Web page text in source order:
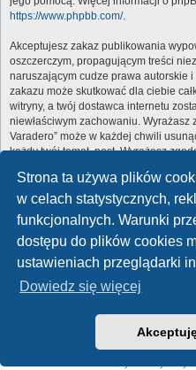
Strona ta używa plików
w celach statystycznych,
funkcjonalnych. Warunki
dostępu do plików cookies
ustawieniach przeglądarki
Dowiedz się więcej
https://www.phpbb.com/.
Akceptujesz zakaz publikowania
oszczerczym, propagującym treści
naruszającym cudze prawa autorskie
zakazu może skutkować dla ciebie
witryny, a twój dostawca internetu
niewłaściwym zachowaniu. Wyrażasz
Varadero” może w każdej chwili
każdy twój temat, post. Wyrażasz
przez ciebie informacji w naszej
przekazywane nikomu bez twojej
phpBB nie ponosi odpowiedzialności
może dojść do kradzieży danych.
Strona główna
Technologię dostarczaphpBB®
Polski pakiet